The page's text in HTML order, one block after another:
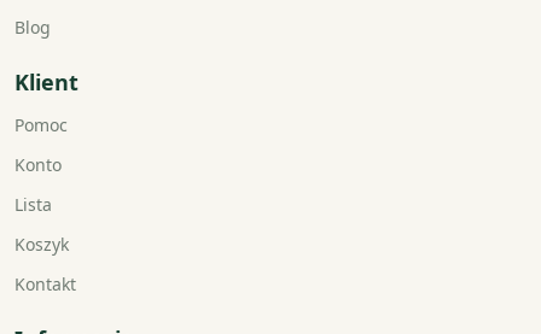
Blog
Klient
Pomoc
Konto
Lista
Koszyk
Kontakt